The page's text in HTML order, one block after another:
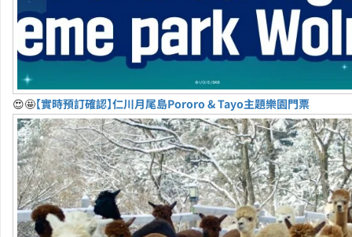
😍🤩【實時預訂確認】仁川月尾島Pororo & Tayo主題樂園門票